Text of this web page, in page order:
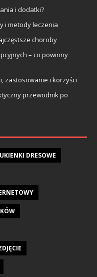
i dodatki?
i metody leczenia
choroby
– co powinny
zastosowanie i korzyści
przewodnik po
DRESOWE